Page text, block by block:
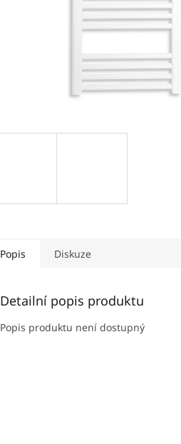
Popis Diskuze
Detailní popis produktu
Popis produktu není dostupný